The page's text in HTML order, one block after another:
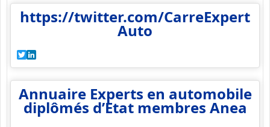
https://twitter.com/CarreExpert
Auto
Twitter
Annuaire Experts en automobile
diplômés d’Etat membres Anea